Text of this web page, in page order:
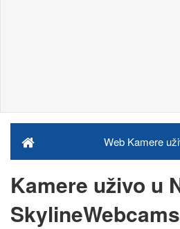
Web Kamere
Kamere uživo u
SkylineWebcams